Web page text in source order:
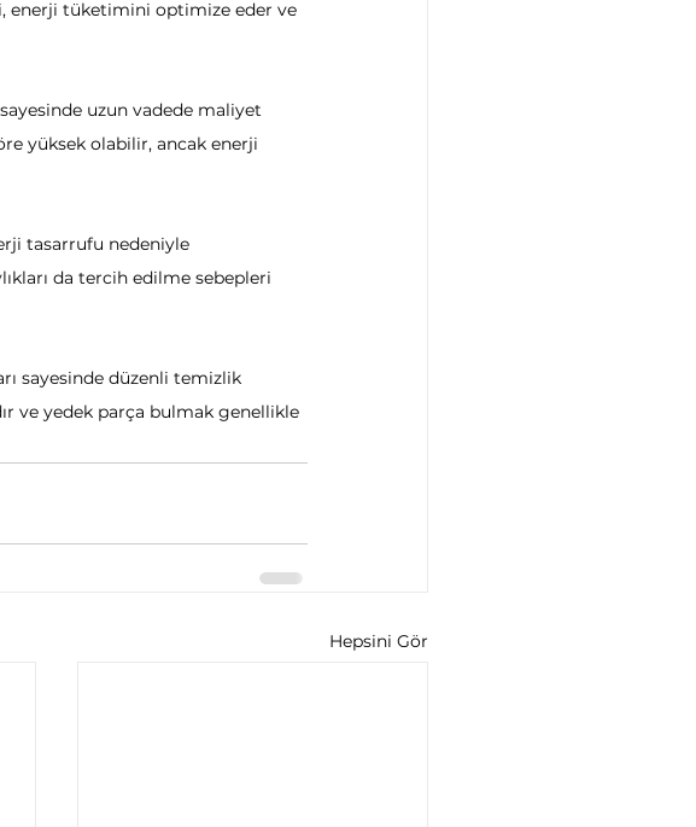
enerji tüketimini optimize eder ve
uzun vadede maliyet
yüksek olabilir, ancak enerji
tasarrufu nedeniyle
da tercih edilme sebepleri
sayesinde düzenli temizlik
ve yedek parça bulmak genellikle
Hepsini Gör